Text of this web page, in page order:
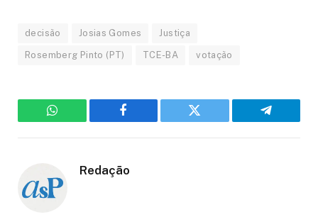
decisão Josias Gomes Justiça
Rosemberg Pinto (PT) TCE-BA votação
WhatsApp Facebook Twitter Telegram
Redação